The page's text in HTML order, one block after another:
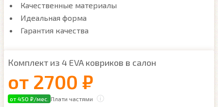
Качественные материалы
Идеальная форма
Гарантия качества
Комплект из 4 EVA ковриков в салон
от 2700 ₽
от 450 ₽/мес. Плати частями